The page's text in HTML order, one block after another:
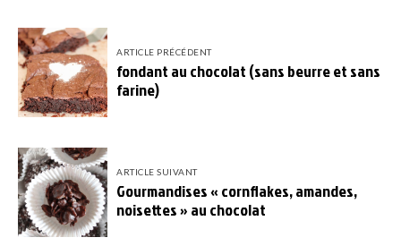
ARTICLE PRÉCÉDENT
fondant au chocolat (sans beurre et sans
farine)
ARTICLE SUIVANT
Gourmandises « cornflakes, amandes,
noisettes » au chocolat